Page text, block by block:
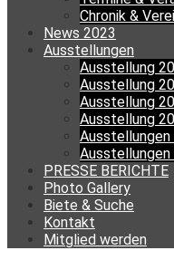
Chronik &
News 2023
Ausstellungen
Ausstellung
Ausstellung
Ausstellung
Ausstellung
PRESSE BERICHTE
Photo Gallery
Biete & Suche
Kontakt
Mitglied werden